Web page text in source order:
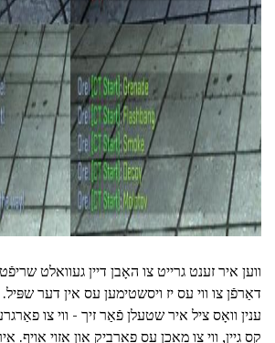
ad
ווען איר זענט גרייט צו האָבן דיין געוואלט
דאַרפֿן צו ווי עס יז ויסשטימען עס אין דער
ענין וואָס ציל איר שטעלן פֿאַר זיך - ווי צו
קס גיין, ווי צו מאַכן עס פאַרביק און אַזוי אויף.